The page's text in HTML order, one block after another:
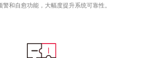
警和自愈功能，大幅度提升系统可靠性。